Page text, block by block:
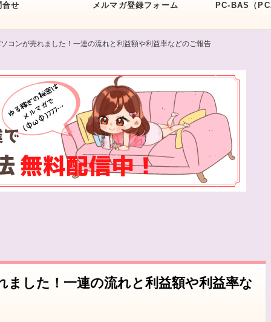
合せ メルマガ登録フォーム PC-BAS（
コンが売れました！一連の流れと利益額や利益率などのご報告
した！一連の流れと利益額や利益率な